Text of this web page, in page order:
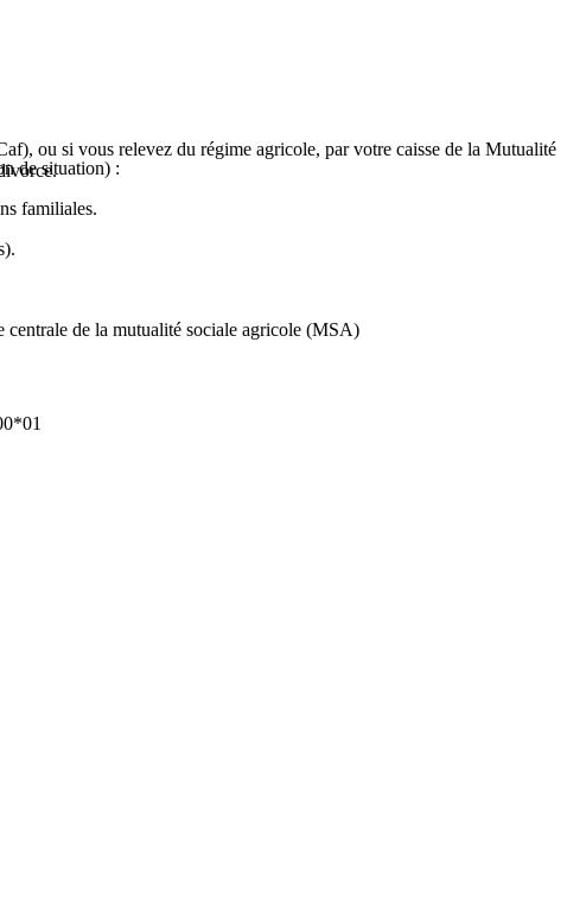
familiales.
ou si vous relevez du régime agricole, par votre caisse de la Mutualité
de situation) :
de la mutualité sociale agricole (MSA)